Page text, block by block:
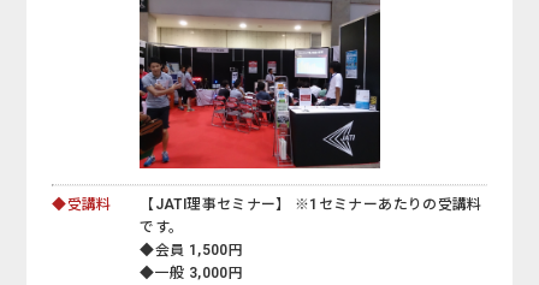
◆受講料
【JATI理事セミナー】 ※1セミナーあたりの受講料
です。
◆会員 1,500円
◆一般 3,000円